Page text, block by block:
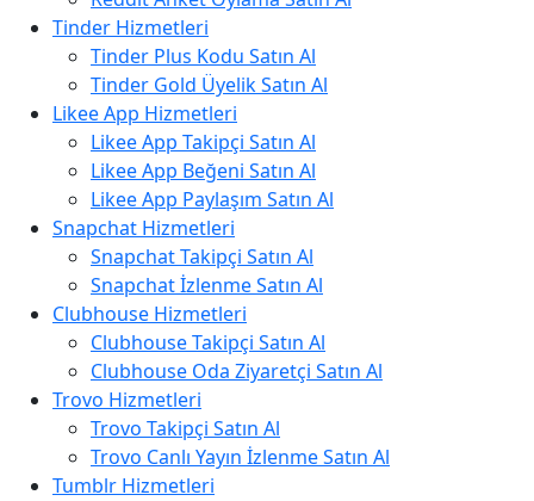
Tinder Hizmetleri
Tinder Plus Kodu Satın Al
Tinder Gold Üyelik Satın Al
Likee App Hizmetleri
Likee App Takipçi Satın Al
Likee App Beğeni Satın Al
Likee App Paylaşım Satın Al
Snapchat Hizmetleri
Snapchat Takipçi Satın Al
Snapchat İzlenme Satın Al
Clubhouse Hizmetleri
Clubhouse Takipçi Satın Al
Clubhouse Oda Ziyaretçi Satın Al
Trovo Hizmetleri
Trovo Takipçi Satın Al
Trovo Canlı Yayın İzlenme Satın Al
Tumblr Hizmetleri